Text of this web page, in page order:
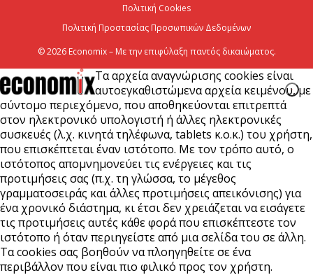
Χρίστος Δήμας: Προχωρoύν δύο πολύ σημαντικά
αρδευτικά έργα σε Νεστόριο και Σελλάνα
5 Αυγούστου 2026
Πολιτική Cookies
Πολιτική Προστασίας Προσωπικών Δεδομένων
© 2026 Economix – Με την επιφύλαξη παντός δικαιώματος.
Τα αρχεία αναγνώρισης cookies είναι
αυτοεγκαθιστώμενα αρχεία κειμένου, με
σύντομο περιεχόμενο, που αποθηκεύονται επιτρεπτά
στον ηλεκτρονικό υπολογιστή ή άλλες ηλεκτρονικές
συσκευές (λ.χ. κινητά τηλέφωνα, tablets κ.ο.κ.) του χρήστη,
που επισκέπτεται έναν ιστότοπο. Με τον τρόπο αυτό, ο
ιστότοπος απομνημονεύει τις ενέργειες και τις
προτιμήσεις σας (π.χ. τη γλώσσα, το μέγεθος
γραμματοσειράς και άλλες προτιμήσεις απεικόνισης) για
ένα χρονικό διάστημα, κι έτσι δεν χρειάζεται να εισάγετε
τις προτιμήσεις αυτές κάθε φορά που επισκέπτεστε τον
ιστότοπο ή όταν περιηγείστε από μια σελίδα του σε άλλη.
Τα cookies σας βοηθούν να πλοηγηθείτε σε ένα
περιβάλλον που είναι πιο φιλικό προς τον χρήστη.